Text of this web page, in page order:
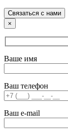
Связаться с нами
×
Ваше имя
Ваш телефон
Ваш e-mail